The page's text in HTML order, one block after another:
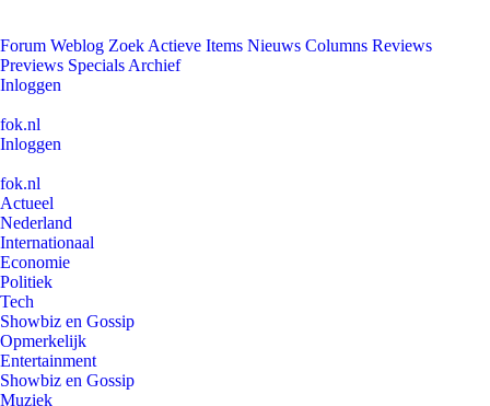
Forum Weblog Zoek Actieve Items Nieuws Columns Reviews
Previews Specials Archief
Inloggen
fok.nl
Inloggen
fok.nl
Actueel
Nederland
Internationaal
Economie
Politiek
Tech
Showbiz en Gossip
Opmerkelijk
Entertainment
Showbiz en Gossip
Muziek